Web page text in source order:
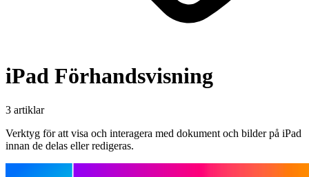
iPad Förhandsvisning
3 artiklar
Verktyg för att visa och interagera med dokument och bilder på iPad
innan de delas eller redigeras.